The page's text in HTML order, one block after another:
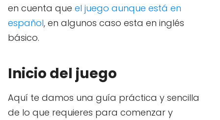
en cuenta que el juego aunque está en
español, en algunos caso esta en inglés
básico.
Inicio del juego
Aquí te damos una guía práctica y sencilla
de lo que requieres para comenzar y